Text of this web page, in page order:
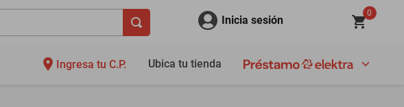
Inicia sesión
0
Ingresa tu C.P. Ubica tu tienda